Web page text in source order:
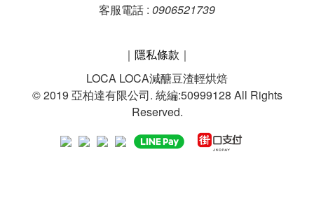
客服電話 : 0906521739
｜ 隱私條款 ｜
LOCA LOCA減醣豆渣輕烘焙
© 2019 亞柏達有限公司. 統編:50999128 All Rights
Reserved.